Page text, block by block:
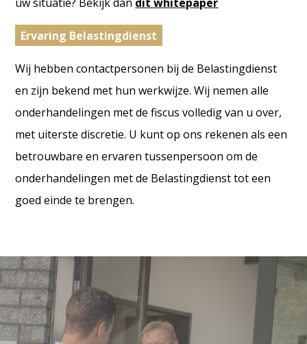
Ervaring Belastingdienst
Wij hebben contactpersonen bij de Belastingdienst
en zijn bekend met hun werkwijze. Wij nemen alle
onderhandelingen met de fiscus volledig van u over,
met uiterste discretie. U kunt op ons rekenen als een
betrouwbare en ervaren tussenpersoon om de
onderhandelingen met de Belastingdienst tot een
goed einde te brengen.